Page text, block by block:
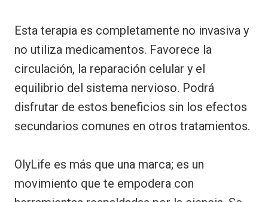
Esta terapia es completamente no invasiva y
no utiliza medicamentos. Favorece la
circulación, la reparación celular y el
equilibrio del sistema nervioso. Podrá
disfrutar de estos beneficios sin los efectos
secundarios comunes en otros tratamientos.
OlyLife es más que una marca; es un
movimiento que te empodera con